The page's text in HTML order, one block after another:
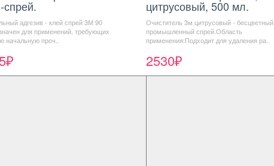
спрей.
адгезив - клей спрей 3М 90
для применений, требующих
начальную проч..
цитрусовый, 500 мл.
Очиститель 3м цитрусовый - бесцветный
промышленный спрей.Область
применения:Подходит для удаления ра..
2530₽